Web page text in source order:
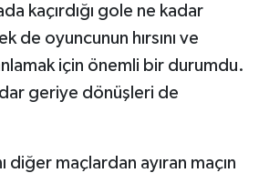
kaçırdığı gole ne kadar
de oyuncunun hırsını ve
için önemli bir durumdu.
geriye dönüşleri de
diğer maçlardan ayıran maçın